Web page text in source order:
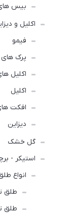
بیس
اکلیل و
فیمو
پرک
اکلیل
اکلیل
افکت
دیزاین
گل خشک
استیکر -
انواع
طلق
طلق